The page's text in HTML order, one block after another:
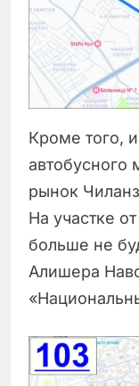
Кроме того,
рынок
На участке
больше не
Алишера